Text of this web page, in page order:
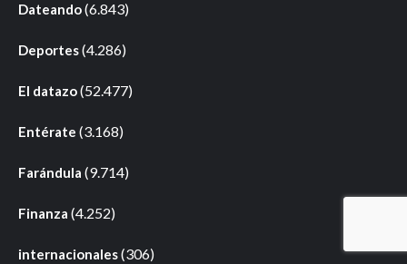
Dateando(6.843)
Deportes(4.286)
El datazo(52.477)
Entérate (3.168)
Farándula (9.714)
Finanza (4.252)
internacionales(306)